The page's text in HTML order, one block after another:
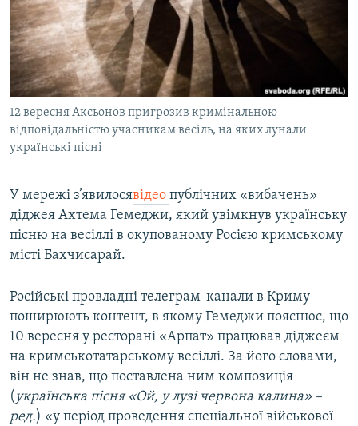
СПЕЦПРОЄКТИ
ПОДКАСТИ
КРИМ РЕАЛІЇ
РУС
УКР
КТАТ
ДОЛУЧАЙСЯ!
Усі сайти RFE/RL
12 вересня Аксьонов пригрозив кримінальною
відповідальністю учасникам весіль, на яких лунали
українські пісні
У мережі з’явилосявідео публічних «вибачень»
діджея Ахтема Гемеджи, який увімкнув українську
пісню на весіллі в окупованому Росією кримському
місті Бахчисарай.
Російські провладні телеграм-канали в Криму
поширюють контент, в якому Гемеджи пояснює, що
10 вересня у ресторані «Арпат» працював діджеєм
на кримськотатарському весіллі. За його словами,
він не знав, що поставлена ним композиція
( українська пісня «Ой, у лузі червона калина» –
ред.) «у період проведення спеціальної військової